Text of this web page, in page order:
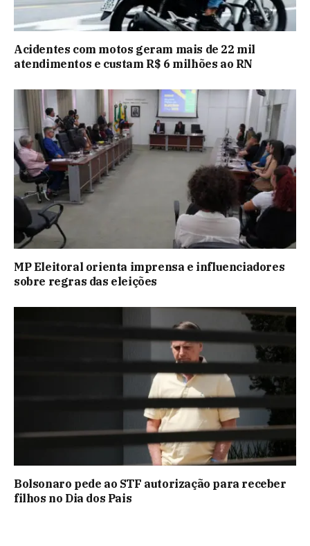
Acidentes com motos geram mais de 22 mil
atendimentos e custam R$ 6 milhões ao RN
MP Eleitoral orienta imprensa e influenciadores
sobre regras das eleições
Bolsonaro pede ao STF autorização para receber
filhos no Dia dos Pais